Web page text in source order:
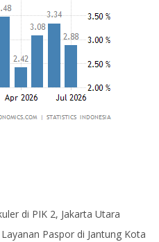
di PIK 2, Jakarta Utara
Paspor di Jantung Kota